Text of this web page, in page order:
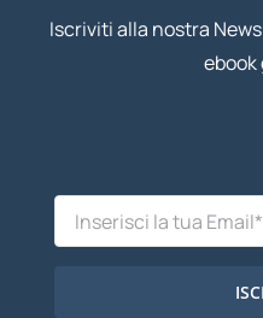
Iscriviti alla nostra